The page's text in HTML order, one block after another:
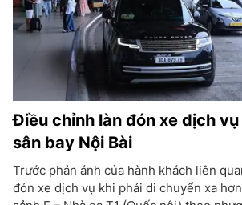
Điều chỉnh làn đón xe dịch vụ
sân bay Nội Bài
Trước phản ánh của hành khách liên
đón xe dịch vụ khi phải di chuyển xa